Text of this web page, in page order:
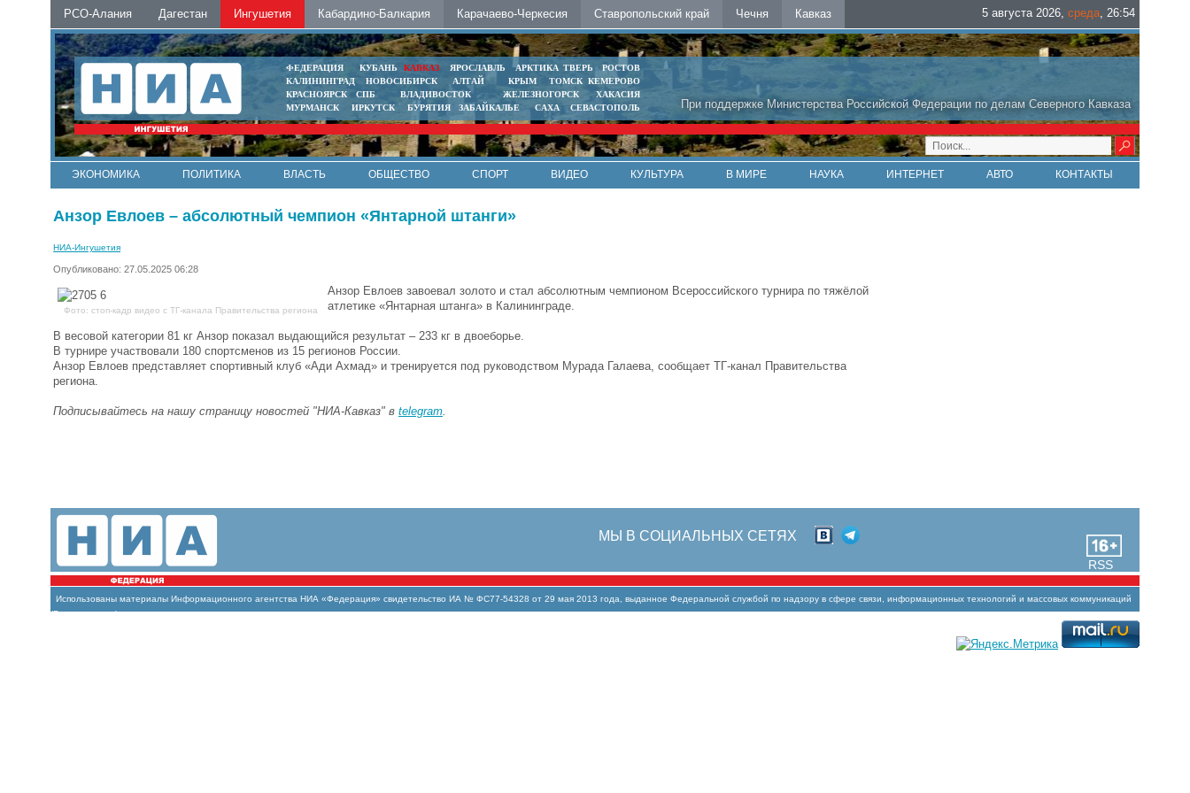
РСО-Алания Дагестан Ингушетия Кабардино-Балкария Карачаево-Черкесия Ставропольский край Чечня Кавказ 5 августа 2026, среда, 26:54
При поддержке Министерства Российской Федерации по делам Северного Кавказа
ФЕДЕРАЦИЯ КУБАНЬ КАВКАЗ ЯРОСЛАВЛЬ АРКТИКА ТВЕРЬ
РОСТОВ
КАЛИНИНГРАД
НОВОСИБИРСК АЛТАЙ КРЫМ ТОМСК КЕМЕРОВО
КРАСНОЯРСК
СПБ ВЛАДИВОСТОК ЖЕЛЕЗНОГОРСК
ХАКАСИЯ
МУРМАНСК
ИРКУТСК БУРЯТИЯ ЗАБАЙКАЛЬЕ САХА СЕВАСТОПОЛЬ
ЭКОНОМИКА ПОЛИТИКА ВЛАСТЬ ОБЩЕСТВО СПОРТ ВИДЕО КУЛЬТУРА В МИРЕ НАУКА ИНТЕРНЕТ АВТО КОНТАКТЫ
Анзор Евлоев – абсолютный чемпион «Янтарной штанги»
НИА-Ингушетия
Опубликовано: 27.05.2025 06:28
Фото: стоп-кадр видео с ТГ-канала Правительства региона
Анзор Евлоев завоевал золото и стал абсолютным чемпионом Всероссийского турнира по тяжёлой
атлетике «Янтарная штанга» в Калининграде.
В весовой категории 81 кг Анзор показал выдающийся результат – 233 кг в двоеборье.
В турнире участвовали 180 спортсменов из 15 регионов России.
Анзор Евлоев представляет спортивный клуб «Ади Ахмад» и тренируется под руководством Мурада Галаева, сообщает ТГ-канал Правительства
региона.
Подписывайтесь на нашу страницу новостей "НИА-Кавказ" в telegram
RSS
МЫ В СОЦИАЛЬНЫХ СЕТЯХ
Использованы материалы Информационного агентства НИА «Федерация» свидетельство ИА № ФС77-54328 от 29 мая 2013 года, выданное Федеральной службой по надзору в сфере связи, информационных технологий и массовых коммуникаций
(Роскомнадзор)